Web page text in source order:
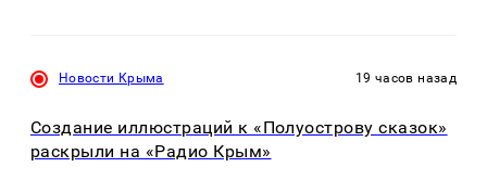
Новости Крыма 19 часов назад
Создание иллюстраций к «Полуострову сказок»
раскрыли на «Радио Крым»